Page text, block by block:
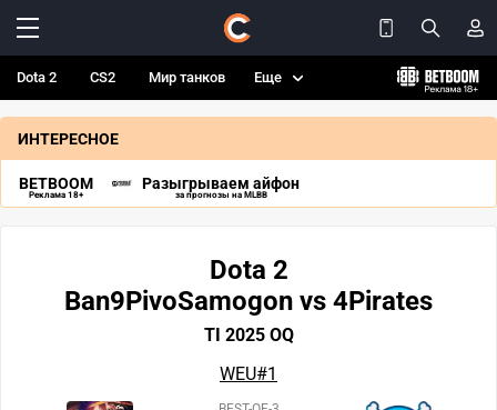
Dota 2 CS2 Мир танков Еще
ИНТЕРЕСНОЕ
BETBOOM
Реклама 18+
Разыгрываем айфон
за прогнозы на MLBB
Dota 2
Ban9PivoSamogon vs 4Pirates
TI 2025 OQ
WEU#1